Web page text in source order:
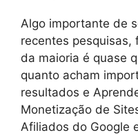
Algo importante de
recentes pesquisas,
da maioria é quase
quanto acham
resultados e
Monetização de
Afiliados do Google